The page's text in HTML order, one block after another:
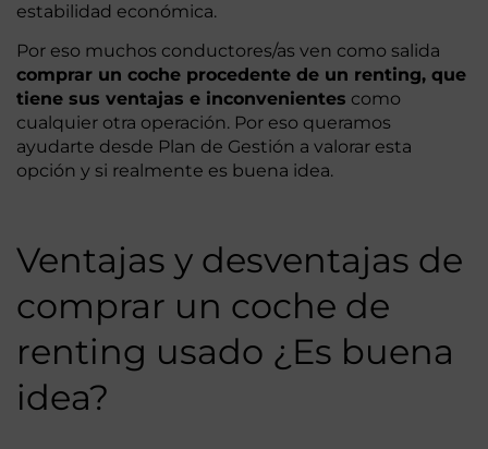
estabilidad económica.
Por eso muchos conductores/as ven como salida
comprar un coche procedente de un renting, que
tiene sus ventajas e inconvenientes como
cualquier otra operación. Por eso queramos
ayudarte desde Plan de Gestión a valorar esta
opción y si realmente es buena idea.
Ventajas y desventajas de
comprar un coche de
renting usado ¿Es buena
idea?